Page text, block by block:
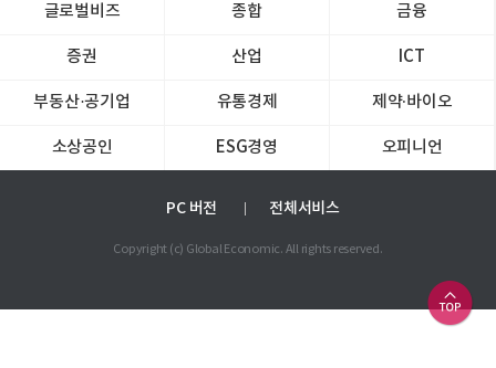
글로벌비즈 종합 금융
증권 산업 ICT
부동산·공기업 유통경제 제약∙바이오
소상공인 ESG경영 오피니언
PC 버전 전체서비스
Copyright (c) Global Economic. All rights reserved.